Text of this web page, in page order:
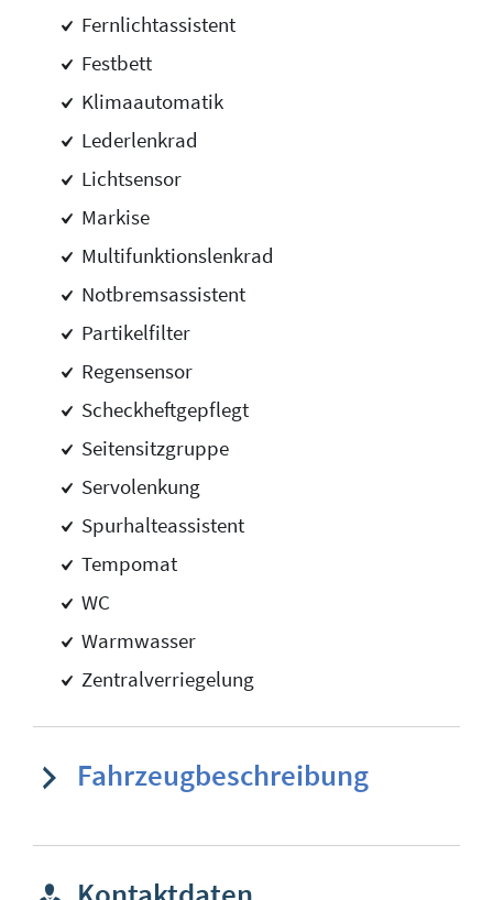
Fernlichtassistent
Festbett
Klimaautomatik
Lederlenkrad
Lichtsensor
Markise
Multifunktionslenkrad
Notbremsassistent
Partikelfilter
Regensensor
Scheckheftgepflegt
Seitensitzgruppe
Servolenkung
Spurhalteassistent
Tempomat
WC
Warmwasser
Zentralverriegelung
Fahrzeugbeschreibung